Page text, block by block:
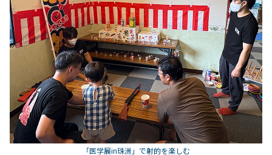
「医学展in珠洲」で射的を楽しむ